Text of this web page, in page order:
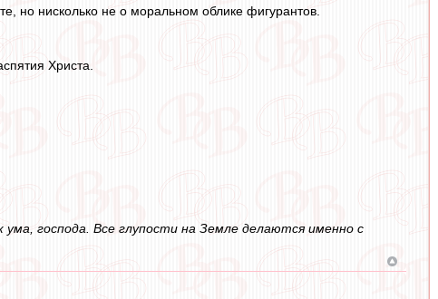
но нисколько не о моральном облике фигурантов.
Христа.
господа. Все глупости на Земле делаются именно с